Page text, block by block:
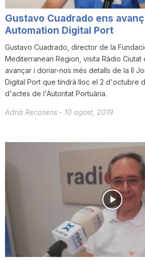
a
r
Gustavo Cuadrado ens
Automation Digital Port
Gustavo Cuadrado, director de la
Mediterranean Region, visita Ràdio
avançar i donar-nos més detalls de la II
Digital Port que tindrà lloc el 2 d'octubre
d'actes de l'Autoritat Portuària.
Adrià Recasens - 10 agost, 2019